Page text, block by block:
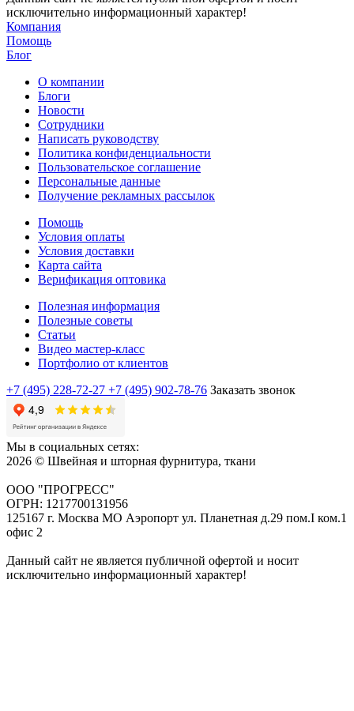
исключительно информационный характер!
Компания
Помощь
Блог
О компании
Блоги
Новости
Сотрудники
Написать руководству
Политика конфиденциальности
Пользовательское соглашение
Персональные данные
Получение рекламных рассылок
Помощь
Условия оплаты
Условия доставки
Карта сайта
Верификация оптовика
Полезная информация
Полезные советы
Статьи
Видео мастер-класс
Портфолио от клиентов
+7 (495) 228-72-27 +7 (495) 902-78-76 Заказать звонок
Мы в социальных сетях:
2026 © Швейная и шторная фурнитура, ткани
ООО "ПРОГРЕСС"
ОГРН: 1217700131956
125167 г. Москва МО Аэропорт ул. Планетная д.29 пом.I ком.1
офис 2
Данный сайт не является публичной офертой и носит
исключительно информационный характер!